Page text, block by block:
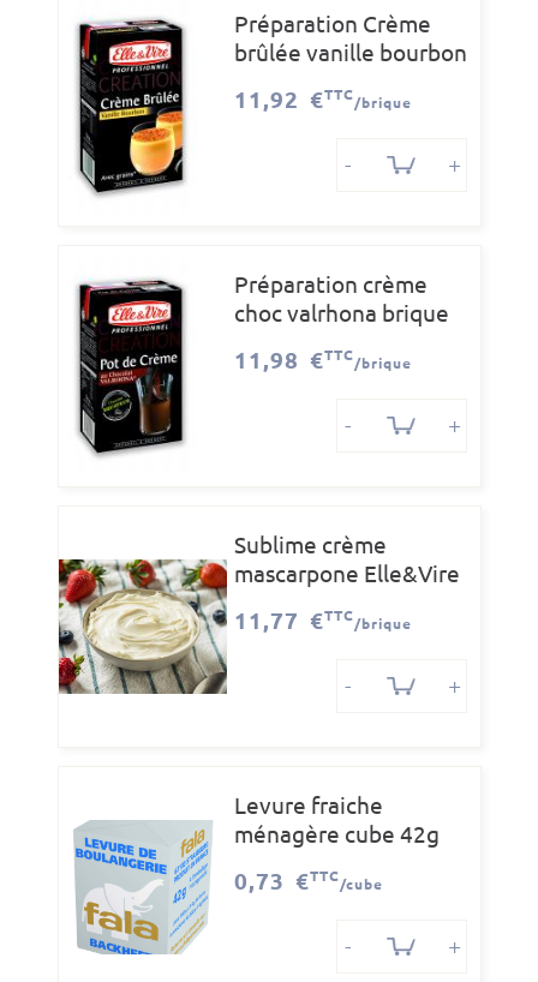
Préparation Crème
brûlée vanille bourbon
11,92 €TTC
/brique
- +
Préparation crème
choc valrhona brique
11,98 €TTC
/brique
- +
Sublime crème
mascarpone Elle&Vire
11,77 €TTC
/brique
- +
Levure fraiche
ménagère cube 42g
0,73 €TTC
/cube
- +